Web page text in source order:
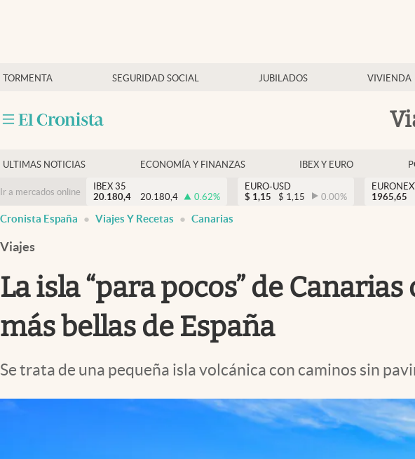
TORMENTA SEGURIDAD SOCIAL JUBILADOS VIVIENDA
Economía y finanzas
Criptomonedas
ULTIMAS NOTICIAS ECONOMÍA Y FINANZAS IBEX Y EURO
Ir a mercados online
IBEX 35
20.180,4
20.180,4 0.62%
EURO-USD
$ 1,15 $ 1,15 0.00%
1965,65
Cronista España Viajes Y Recetas Canarias
Viajes
La isla “para pocos” de
más bellas de España
Se trata de una pequeña isla volcánica con caminos sin